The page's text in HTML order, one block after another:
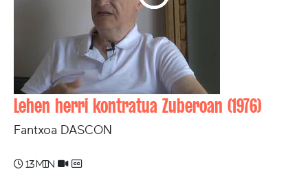
Lehen herri kontratua Zuberoan (1976)
Fantxoa DASCON
13 min